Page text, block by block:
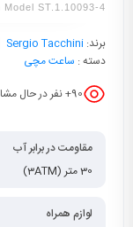
ST.1.10093-4
برند: Sergio Tacchini
دسته : ساعت مچی
90+ نفر در حال
مقاومت در برابر آب
30 متر (3ATM)
لوازم همراه